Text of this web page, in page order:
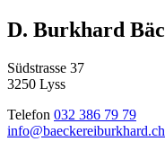
D. Burkhard
Südstrasse 37
3250 Lyss
Telefon 032 386 79 79
info@baeckereiburkhard.ch